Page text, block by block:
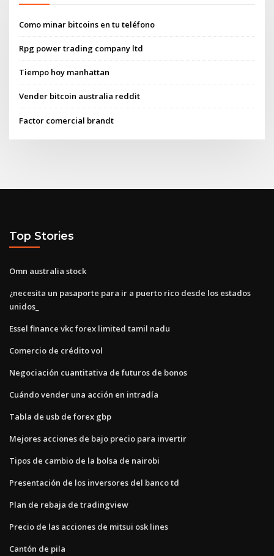
Como minar bitcoins en tu teléfono
Rpg power trading company ltd
Tiempo hoy manhattan
Vender bitcoin australia reddit
Factor comercial brandt
Top Stories
Omn ​​australia stock
¿necesita un pasaporte para ir a puerto rico desde los estados
unidos_
Essel finance vkc forex limited tamil nadu
Comercio de crédito vol
Negociación cuantitativa de futuros de bonos
Cuándo vender una acción en intradía
Tabla de usb de forex gbp
Mejores acciones de bajo precio para invertir
Tipos de cambio de la bolsa de nairobi
Presentación de los inversores del banco td
Plan de rebaja de tradingview
Precio de las acciones de mitsui osk lines
Cantón de pila